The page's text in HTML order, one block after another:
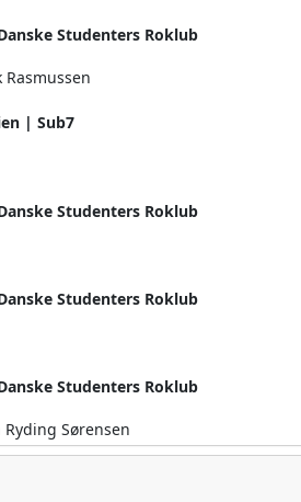
Studenters Roklub
Rasmussen
| Sub7
Studenters Roklub
Studenters Roklub
Studenters Roklub
Sørensen